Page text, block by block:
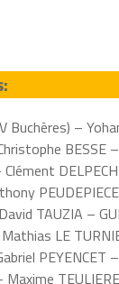
–
BESSE –
TAUZIA –
LE
PEYENCET